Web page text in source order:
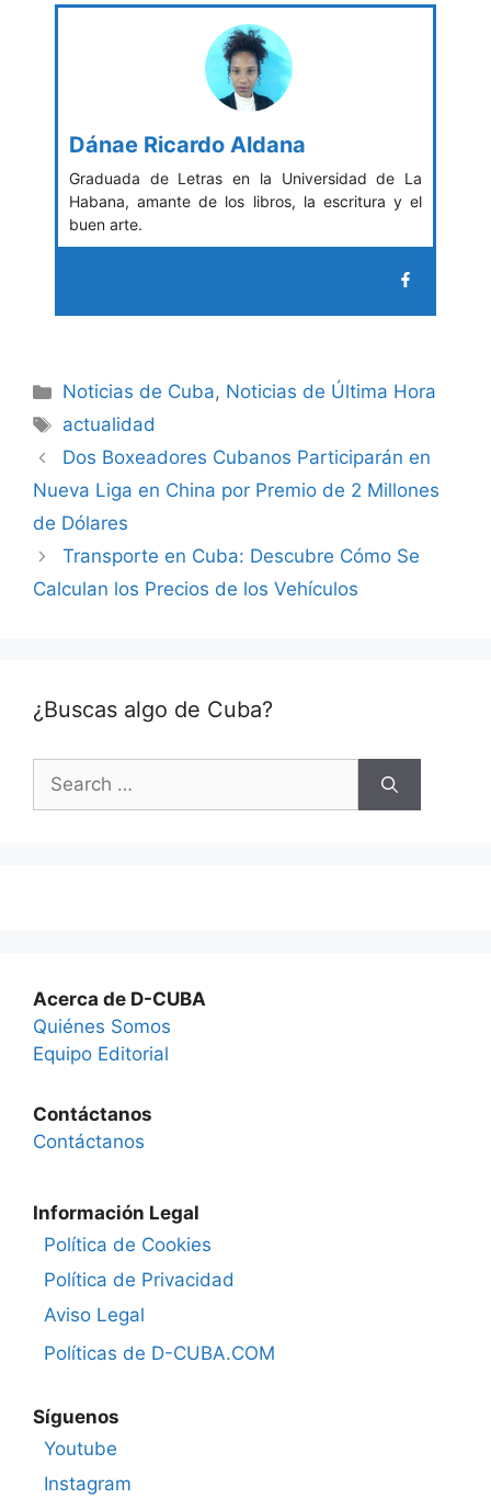
Dánae Ricardo Aldana
Graduada de Letras en la Universidad de La
Habana, amante de los libros, la escritura y el
buen arte.
Categories
Noticias de Cuba, Noticias de Última Hora
Tags
actualidad
Dos Boxeadores Cubanos Participarán en
Nueva Liga en China por Premio de 2 Millones
de Dólares
Transporte en Cuba: Descubre Cómo Se
Calculan los Precios de los Vehículos
¿Buscas algo de Cuba?
Search
for:
Acerca de D-CUBA
Quiénes Somos
Equipo Editorial
Contáctanos
Contáctanos
Información Legal
Política de Cookies
Política de Privacidad
Aviso Legal
Políticas de D-CUBA.COM
Síguenos
Youtube
Instagram